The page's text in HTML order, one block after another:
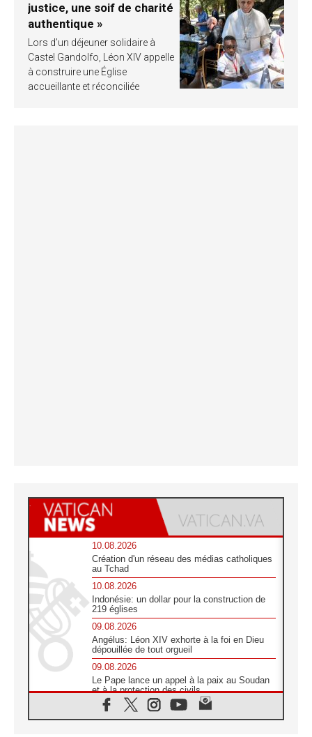
justice, une soif de charité
authentique »
Lors d’un déjeuner solidaire à
Castel Gandolfo, Léon XIV appelle
à construire une Église
accueillante et réconciliée
10.08.2026
Création d'un réseau des médias catholiques
au Tchad
10.08.2026
Indonésie: un dollar pour la construction de
219 églises
09.08.2026
Angélus: Léon XIV exhorte à la foi en Dieu
dépouillée de tout orgueil
09.08.2026
Le Pape lance un appel à la paix au Soudan
et à la protection des civils
09.08.2026
Déclaration d'Addis-Abeba du SCEAM sur